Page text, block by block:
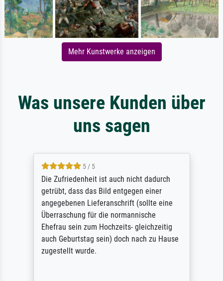
Mehr Kunstwerke anzeigen
Was unsere Kunden über
uns sagen
5 / 5
Die Zufriedenheit ist auch nicht dadurch
getrübt, dass das Bild entgegen einer
angegebenen Lieferanschrift (sollte eine
Überraschung für die normannische
Ehefrau sein zum Hochzeits- gleichzeitig
auch Geburtstag sein) doch nach zu Hause
zugestellt wurde.